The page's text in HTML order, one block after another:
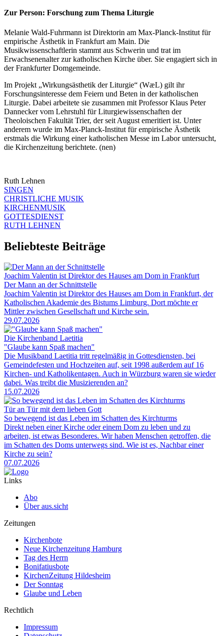
Zur Person: Forschung zum Thema Liturgie
Melanie Wald-Fuhrmann ist Direktorin am Max-Planck-Institut für
empirische Ästhetik in Frankfurt am Main. Die
Musikwissenschaftlerin stammt aus Schwerin und trat im
Erwachsenenalter zur katholischen Kirche über. Sie engagiert sich in
der Frankfurter Domgemeinde.
Im Projekt „Wirkungsästhetik der Liturgie“ (WæL) gilt ihr
Forschungsinteresse dem Feiern und Beten in der katholischen
Liturgie. Dabei arbeitete sie zusammen mit Professor Klaus Peter
Dannecker vom Lehrstuhl für Liturgiewissenschaften der
Theoloischen Fakultät Trier, der seit August emeritiert ist. Unter
anderem wurde im Max-Planck-Institut für empirische Ästhetik
erstmals die Wirkung einer katholischen Messe im Labor untersucht,
die Kirchenzeitung berichtete. (nen)
Ruth Lehnen
SINGEN
CHRISTLICHE MUSIK
KIRCHENMUSIK
GOTTESDIENST
RUTH LEHNEN
Beliebteste Beiträge
Joachim Valentin ist Direktor des Hauses am Dom in Frankfurt
Der Mann an der Schnittstelle
Joachim Valentin ist Direktor des Hauses am Dom in Frankfurt, der
Katholischen Akademie des Bistums Limburg. Dort möchte er
Mittler zwischen Gesellschaft und Kirche sein.
29.07.2026
Die Kirchenband Laetitia
"Glaube kann Spaß machen"
Die Musikband Laetitia tritt regelmäßig in Gottesdiensten, bei
Gemeindefesten und Hochzeiten auf, seit 1998 außerdem auf 16
Kirchen- und Katholikentagen. Auch in Würzburg waren sie wieder
dabei. Was treibt die Musizierenden an?
15.07.2026
Tür an Tür mit dem lieben Gott
So bewegend ist das Leben im Schatten des Kirchturms
Direkt neben einer Kirche oder einem Dom zu leben und zu
arbeiten, ist etwas Besonderes. Wir haben Menschen getroffen, die
im Schatten des Doms unterwegs sind. Wie ist es, Nachbar einer
Kirche zu sein?
07.07.2026
Links
Abo
Über aus.sicht
Zeitungen
Kirchenbote
Neue Kirchenzeitung Hamburg
Tag des Herrn
Bonifatiusbote
KirchenZeitung Hildesheim
Der Sonntag
Glaube und Leben
Rechtlich
Impressum